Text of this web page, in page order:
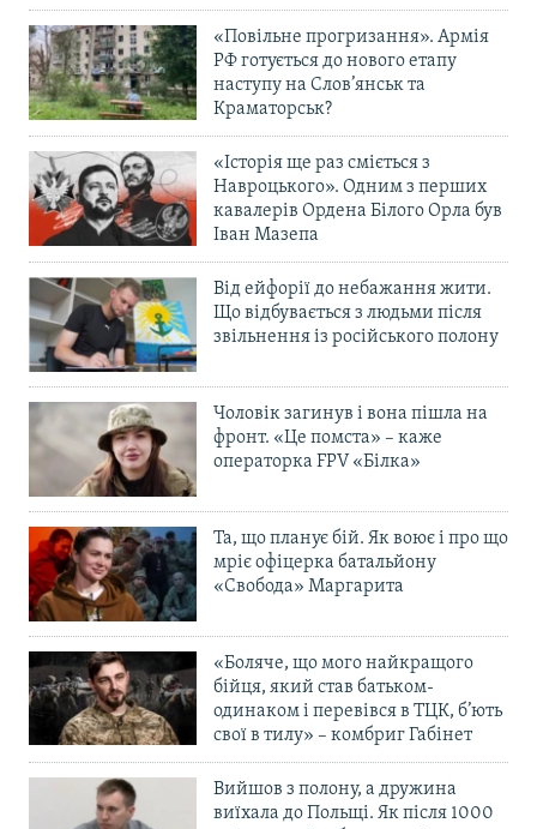
«Повільне прогризання». Армія
РФ готується до нового етапу
наступу на Слов’янськ та
Краматорськ?
«Історія ще раз сміється з
Навроцького». Одним з перших
кавалерів Ордена Білого Орла був
Іван Мазепа
Від ейфорії до небажання жити.
Що відбувається з людьми після
звільнення із російського полону
Чоловік загинув і вона пішла на
фронт. «Це помста» – каже
операторка FPV «Білка»
Та, що планує бій. Як воює і про що
мріє офіцерка батальйону
«Свобода» Маргарита
«Боляче, що мого найкращого
бійця, який став батьком-
одинаком і перевівся в ТЦК, б’ють
свої в тилу» – комбриг Габінет
Вийшов з полону, а дружина
виїхала до Польщі. Як після 1000